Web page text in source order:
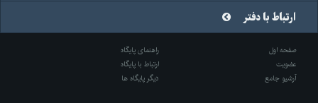
ارتباط با دفتر
صفحه اول
راهنمای پایگاه
عضویت
ارتباط با پایگاه
آرشیو جامع
دیگر پایگاه ها